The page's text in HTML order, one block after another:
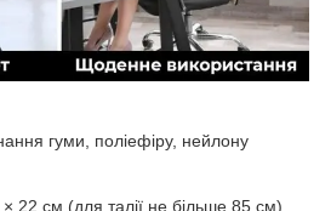
гуми, поліефіру, нейлону
22 см (для талії не більше 85 см)